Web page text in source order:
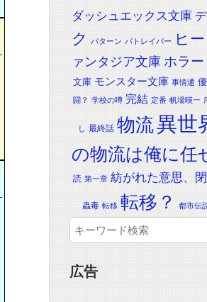
ダッシュエックス文庫
ク
パターン パトレイバー ヒ
ァンタジア文庫 ホラー
文庫 モンスター文庫 事情通
闘？ 学校の噂 完結 定番 帆場暎一
し 最終話 物流異世
の物流は俺に任
読 第一章 紡がれた意思、
蟲毒 転移 転移？ 都市伝
広告